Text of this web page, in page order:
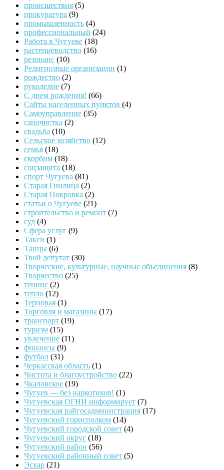
происшествия (5)
прокуратура (9)
промышленность (4)
профессиональный (24)
Работа в Чугуеве (18)
растениеводство (16)
резонанс (10)
Религиозные организации (1)
рождество (2)
рукоделие (7)
С днем рождения! (66)
Сайты населенных пунктов (4)
Самоуправление (35)
саночистка (2)
свадьба (10)
Сельское хозяйство (12)
семья (18)
скорбим (18)
соцзащита (18)
спорт Чугуева (81)
Старая Гнилица (2)
Старая Покровка (2)
статьи о Чугуеве (21)
строительство и ремонт (7)
суд (4)
Сфера услуг (9)
Такси (1)
Танцы (6)
Твой депутат (30)
Творческие, культурные, научные объединения (8)
Творчество (25)
теннис (2)
тепло (12)
Терновая (1)
Торговля и магазины (17)
транспорт (19)
туризм (15)
увлечение (11)
финансы (9)
футбол (31)
Черкасская область (1)
Чистота и благоустройство (22)
Чкаловское (19)
Чугуев — без наркотиков! (1)
Чугуевская ОГНИ информирует (7)
Чугуевская райгосадминистрация (17)
Чугуевский горисполком (14)
Чугуевский городской совет (4)
Чугуевский округ (18)
Чугуевский район (56)
Чугуевский районный совет (5)
Эсхар (21)